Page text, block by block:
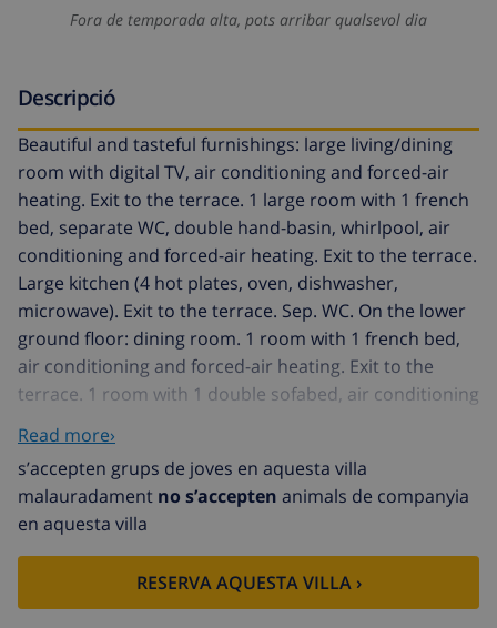
Fora de temporada alta, pots arribar qualsevol dia
Descripció
Beautiful and tasteful furnishings: large living/dining
room with digital TV, air conditioning and forced-air
heating. Exit to the terrace. 1 large room with 1 french
bed, separate WC, double hand-basin, whirlpool, air
conditioning and forced-air heating. Exit to the terrace.
Large kitchen (4 hot plates, oven, dishwasher,
microwave). Exit to the terrace. Sep. WC. On the lower
ground floor: dining room. 1 room with 1 french bed,
air conditioning and forced-air heating. Exit to the
terrace. 1 room with 1 double sofabed, air conditioning
and forced-air heating. 1 room with 1 double bed. 1
room with 2 beds and shower/WC. 1 room with 1
french bed, air conditioning and forced-air heating.
Bath/WC. Large terrace. Terrace furniture, barbecue.
Beautiful view of the sea and golf course. Facilities:
washing machine. Internet (WiFi, free). Reserved
parking (roofed) at the house. AT-460248-A
Golf Don Cayo: Beautiful, cosy villa "Villa Charlotte", 2
Read more›
s’accepten grups de joves en aquesta villa
malauradament no s’accepten animals de companyia
en aquesta villa
RESERVA AQUESTA VILLA ›